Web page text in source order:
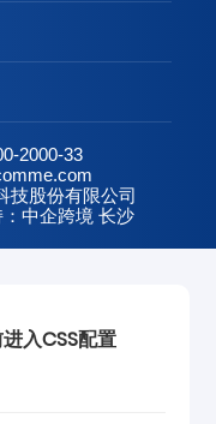
2000-33
技股份有限公司
中企跨境 长沙
入CSS配置